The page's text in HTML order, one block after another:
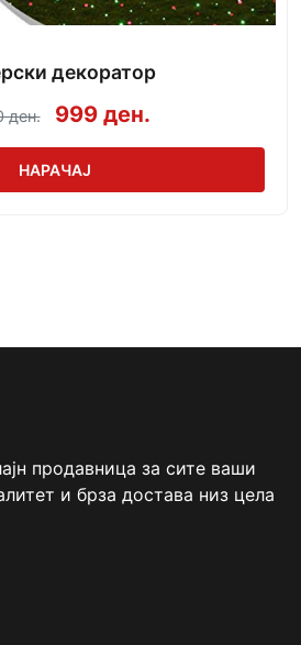
декоратор
ден. 999 ден.
НАРАЧАЈ
продавница за сите ваши
и брза достава низ цела